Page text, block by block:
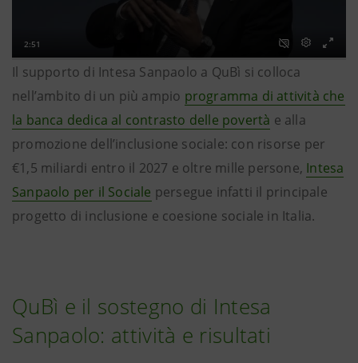
Il supporto di Intesa Sanpaolo a QuBì si colloca
nell’ambito di un più ampio programma di attività che
la banca dedica al contrasto delle povertà e alla
promozione dell’inclusione sociale: con risorse per
€1,5 miliardi entro il 2027 e oltre mille persone, Intesa
Sanpaolo per il Sociale persegue infatti il principale
progetto di inclusione e coesione sociale in Italia.
QuBì e il sostegno di Intesa
Sanpaolo: attività e risultati